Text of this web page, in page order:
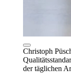
Christoph
der täglichen